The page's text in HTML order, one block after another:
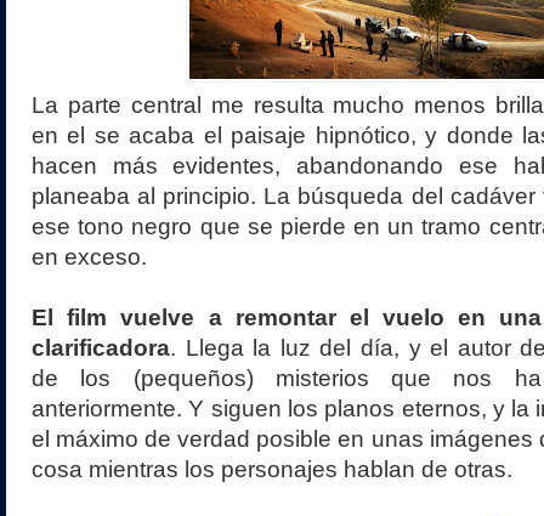
La parte central me resulta mucho menos
en el se acaba el paisaje hipnótico, y donde
hacen más evidentes, abandonando ese
planeaba al principio. La búsqueda del
ese tono negro que se pierde en un tramo
en exceso.
El film vuelve a remontar el vuelo en
clarificadora. Llega la luz del día, y el autor
de los (pequeños) misterios que nos
anteriormente. Y siguen los planos eternos, y la
el máximo de verdad posible en unas imágenes
cosa mientras los personajes hablan de otras.